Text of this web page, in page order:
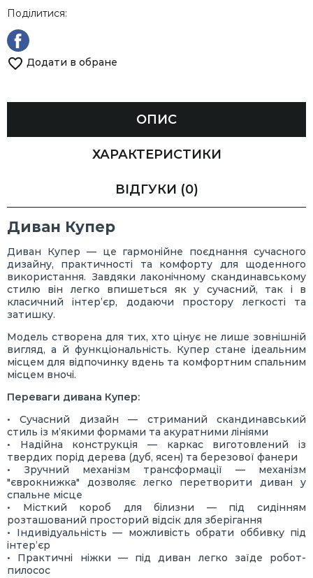
Поділитися:
Додати в обране
ОПИС
ХАРАКТЕРИСТИКИ
ВІДГУКИ (0)
Диван Купер
Диван Купер — це гармонійне поєднання сучасного
дизайну, практичності та комфорту для щоденного
використання. Завдяки лаконічному скандинавському
стилю він легко впишеться як у сучасний, так і в
класичний інтер’єр, додаючи простору легкості та
затишку.
Модель створена для тих, хто цінує не лише зовнішній
вигляд, а й функціональність. Купер стане ідеальним
місцем для відпочинку вдень та комфортним спальним
місцем вночі.
Переваги дивана Купер:
• Сучасний дизайн — стриманий скандинавський
стиль із м’якими формами та акуратними лініями
• Надійна конструкція — каркас виготовлений із
твердих порід дерева (дуб, ясен) та березової фанери
• Зручний механізм трансформації — механізм
"єврокнижка" дозволяє легко перетворити диван у
спальне місце
• Місткий короб для білизни — під сидінням
розташований просторий відсік для зберігання
• Індивідуальність — можливість обрати оббивку під
інтер’єр
• Практичні ніжки — під диван легко заїде робот-
пилосос